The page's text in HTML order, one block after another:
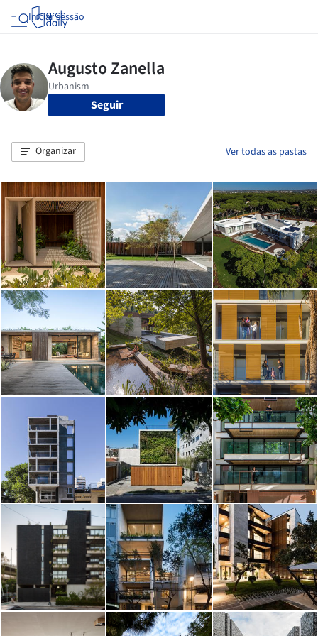
Iniciar sessão
Seguir
Organizar Ver todas as pastas